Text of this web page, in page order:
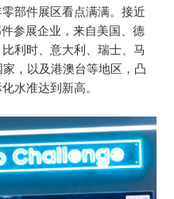
部件展区看点满满。接近
参展企业，来自美国、德
利时、意大利、瑞士、马
，以及港澳台等地区，凸
水准达到新高。